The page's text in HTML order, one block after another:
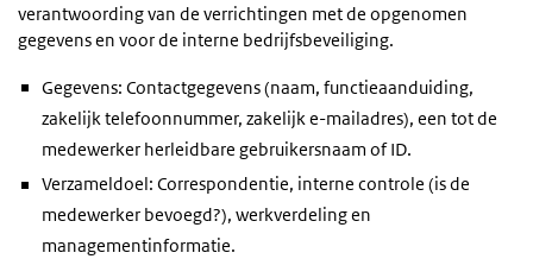
verantwoording van de verrichtingen met de opgenomen
gegevens en voor de interne bedrijfsbeveiliging.
Gegevens: Contactgegevens (naam, functieaanduiding,
zakelijk telefoonnummer, zakelijk e-mailadres), een tot de
medewerker herleidbare gebruikersnaam of ID.
Verzameldoel: Correspondentie, interne controle (is de
medewerker bevoegd?), werkverdeling en
managementinformatie.